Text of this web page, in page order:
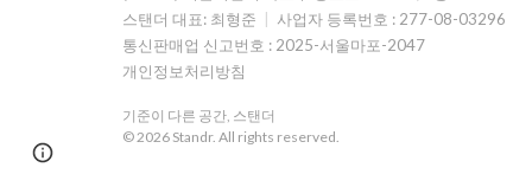
스탠더 대표: 최형준 사업자 등록번호 : 277-08-03296
통신판매업 신고번호 : 2025-서울마포-2047
개인정보처리방침
기준이 다른 공간, 스탠더
© 2026 Standr. All rights reserved.